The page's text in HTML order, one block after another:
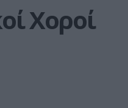
Χοροί